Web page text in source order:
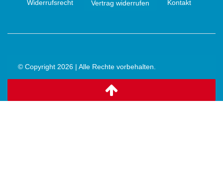
Widerrufs­recht Vertrag widerrufen Kontakt
© Copyright 2026 | Alle Rechte vorbehalten.